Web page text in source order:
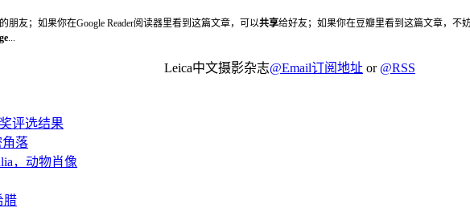
朋友；如果你在Google Reader阅读器里看到这篇文章，可以共享给好友；如果你在豆瓣里看到这篇文章，不
...
Leica中文摄影杂志@Email订阅地址 or @RSS
评选结果
角落
，动物肖像
腊